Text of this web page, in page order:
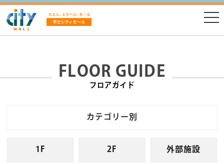
FLOOR GUIDE
フロアガイド
カテゴリー別
1F 2F 外部施設